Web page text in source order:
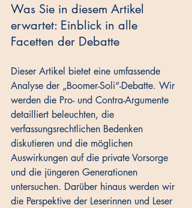
Was Sie in diesem Artikel
erwartet: Einblick in alle
Facetten der Debatte
Dieser Artikel bietet eine umfassende
Analyse der „Boomer-Soli“-Debatte. Wir
werden die Pro- und Contra-Argumente
detailliert beleuchten, die
verfassungsrechtlichen Bedenken
diskutieren und die möglichen
Auswirkungen auf die private Vorsorge
und die jüngeren Generationen
untersuchen. Darüber hinaus werden wir
die Perspektive der Leserinnen und Leser